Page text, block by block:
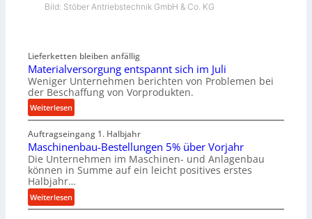
Bild: Stöber Antriebstechnik GmbH & Co. KG
Lieferketten bleiben anfällig
Materialversorgung entspannt sich im Juli
Weniger Unternehmen berichten von Problemen bei
der Beschaffung von Vorprodukten.
Weiterlesen:
M
a
t
e
r
i
a
l
Auftragseingang 1. Halbjahr
Maschinenbau-Bestellungen 5% über Vorjahr
Die Unternehmen im Maschinen- und Anlagenbau
können in Summe auf ein leicht positives erstes
Halbjahr…
Weiterlesen:
M